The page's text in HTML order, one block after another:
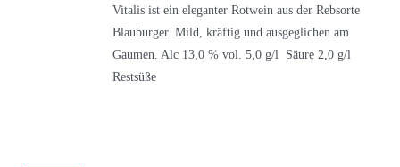
Vitalis ist ein eleganter Rotwein aus der Rebsorte
Blauburger. Mild, kräftig und ausgeglichen am
Gaumen. Alc 13,0 % vol. 5,0 g/l Säure 2,0 g/l
Restsüße